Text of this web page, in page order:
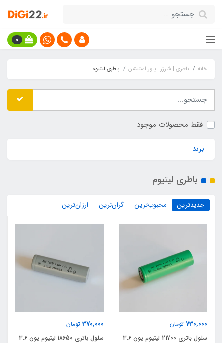
0
خانه باطری | شارژر | پاور استیشن باطری لیتیوم
فقط محصولات موجود
برند
باطری لیتیوم
جدیدترین محبوب‌ترین گران‌ترین ارزان‌ترین
730,000 تومان
سلول باتری 21700 لیتیوم یون 3.6
370,000 تومان
سلول باتری 18650 لیتیوم یون 3.6